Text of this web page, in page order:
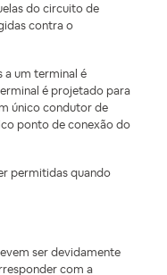
do circuito de
contra o
a um terminal é
é projetado para
único condutor de
ponto de conexão do
permitidas quando
ser devidamente
com a